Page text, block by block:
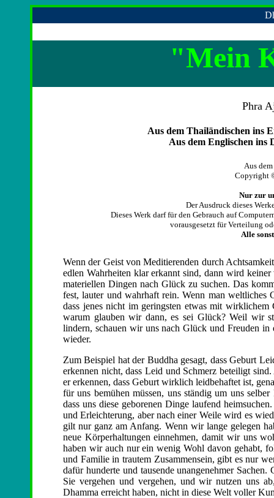
"Mein
Phra
Aus dem Thailändischen ins
Aus dem Englischen ins
Aus
Copyright
Nur zur
Der Ausdruck dieses
Dieses Werk darf für den Gebrauch auf
vorausgesetzt für Verteilung
Alle
Wenn der Geist von Meditierenden durch
edlen Wahrheiten klar erkannt sind, dann wird
materiellen Dingen nach Glück zu suchen. Das
fest, lauter und wahrhaft rein. Wenn man
dass jenes nicht im geringsten etwas mit
warum glauben wir dann, es sei Glück? Weil wir
lindern, schauen wir uns nach Glück und Freuden
wieder.
Zum Beispiel hat der Buddha gesagt, dass Geburt
erkennen nicht, dass Leid und Schmerz beteiligt
er erkennen, dass Geburt wirklich leidbehaftet ist,
für uns bemühen müssen, uns ständig um uns
dass uns diese geborenen Dinge laufend
und Erleichterung, aber nach einer Weile wird es
gilt nur ganz am Anfang. Wenn wir lange gelegen
neue Körperhaltungen einnehmen, damit wir uns
haben wir auch nur ein wenig Wohl davon gehabt,
und Familie in trautem Zusammensein, gibt es nur
dafür hunderte und tausende unangenehmer
Sie vergehen und vergehen, und wir nutzen uns
Dhamma erreicht haben, nicht in diese Welt voller